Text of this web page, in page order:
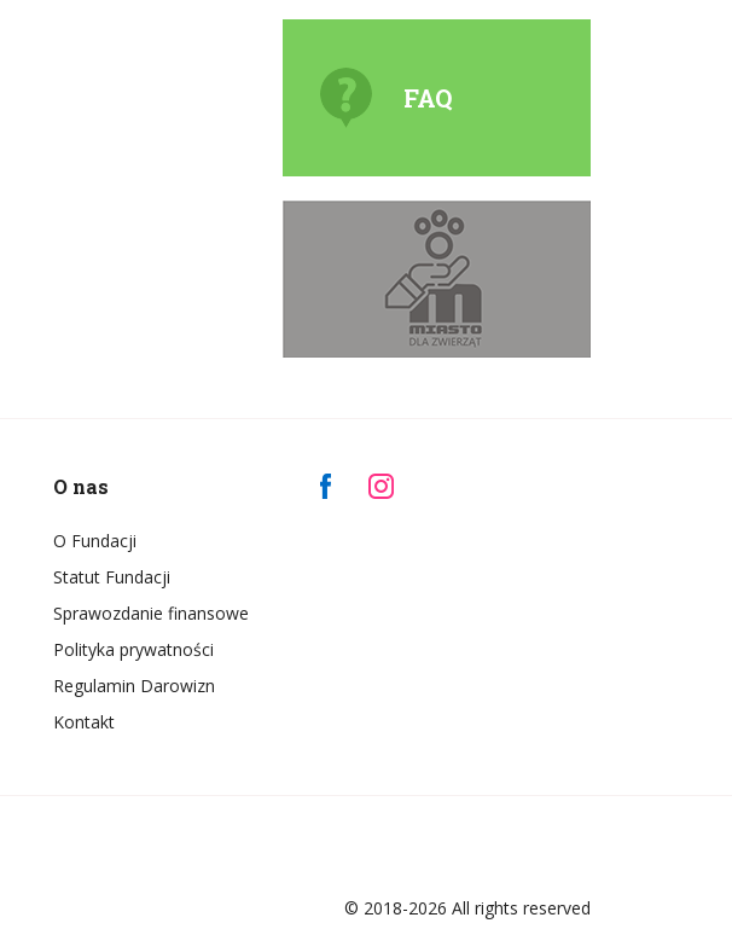
FAQ
O nas
O Fundacji
Statut Fundacji
Sprawozdanie finansowe
Polityka prywatności
Regulamin Darowizn
Kontakt
© 2018-2026 All rights reserved